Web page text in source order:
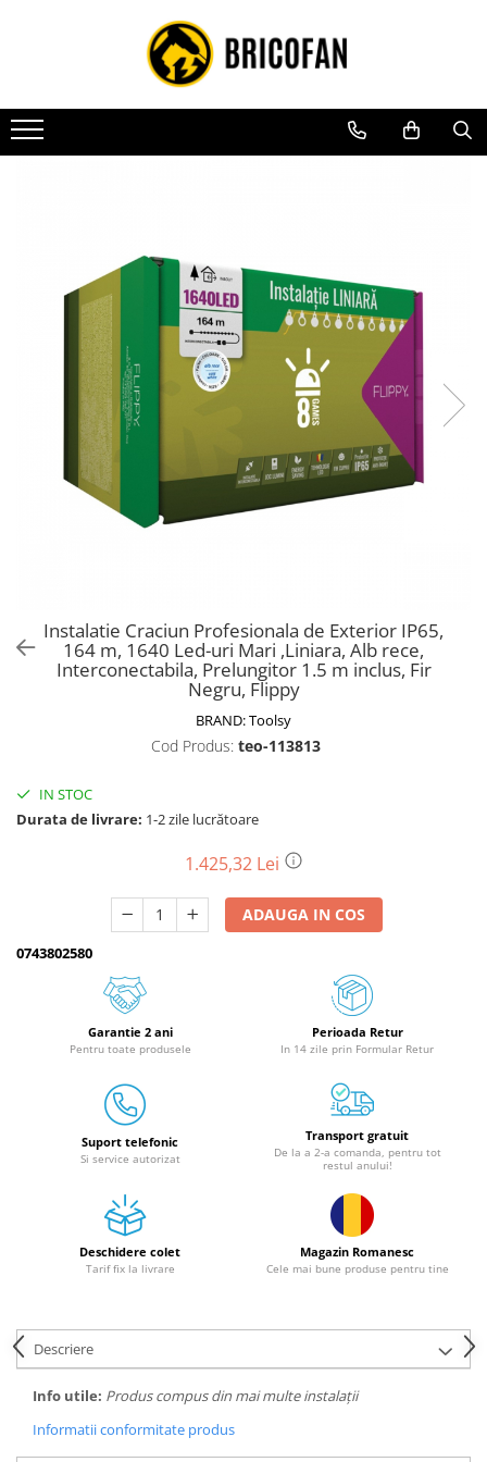
Toate Produsele
Vehicule electrice
Atv
Motocross
Piese de schimb vehicule electrice
Scutere electrice
Scutere pe benzina
Tricicluri cargo fara permis
Tricicluri persoane
Trotinete electrice
Biciclete, trotinete, triciclete
Motoburghie si accesorii
Accesorii motoburghie
Drujbe, fierastraie electrice
Drujbe cu acumulator
Consumabile drujbe, fierastraie
Unelte electrice busteni
Mori cereale si batoze porumb
Batoze - mori desfacat porumb
Granulatoare
Mori pentru cereale
Mori pentru fructe si legume
Mori pentru furaje si resturi
Motoare granulatoare
Tocatoare furaje si crengi
Tocatoare furaje
Consumabile si acesorii tocatoare
Motocoase, Trimmere si Masini de
tuns gazon
Masini de tuns gazon pe benzina
Instalatie Craciun Profesionala de Exterior IP65,
164 m, 1640 Led-uri Mari ,Liniara, Alb rece,
Interconectabila, Prelungitor 1.5 m inclus, Fir
Negru, Flippy
BRAND:Toolsy
Cod Produs: teo-113813
IN STOC
Durata de livrare: 1-2 zile lucrătoare
1.425,32 Lei
ADAUGA IN COS
0743802580
Garantie 2 ani
Pentru toate produsele
Perioada Retur
In 14 zile prin Formular Retur
Suport telefonic
Si service autorizat
Transport gratuit
De la a 2-a comanda, pentru tot
restul anului!
Deschidere colet
Tarif fix la livrare
Magazin Romanesc
Cele mai bune produse pentru tine
Descriere
Info utile: Produs compus din mai multe instalații
Informatii conformitate produs